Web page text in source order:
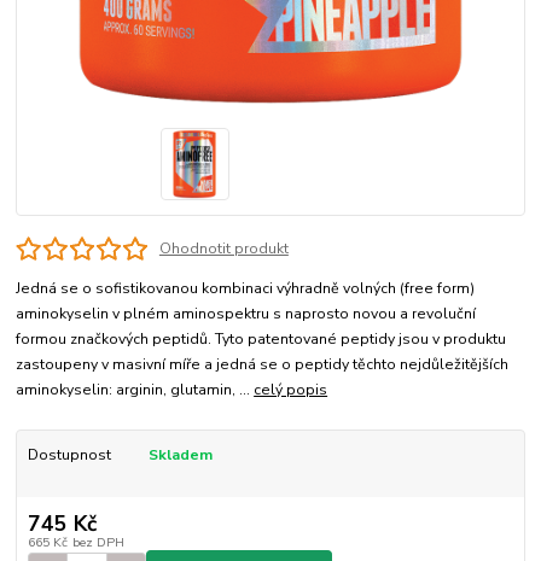
Ohodnotit produkt
Jedná se o sofistikovanou kombinaci výhradně volných (free form)
aminokyselin v plném aminospektru s naprosto novou a revoluční
formou značkových peptidů. Tyto patentované peptidy jsou v produktu
zastoupeny v masivní míře a jedná se o peptidy těchto nejdůležitějších
aminokyselin: arginin, glutamin, ... celý popis
Dostupnost Skladem
745 Kč
665 Kč bez DPH